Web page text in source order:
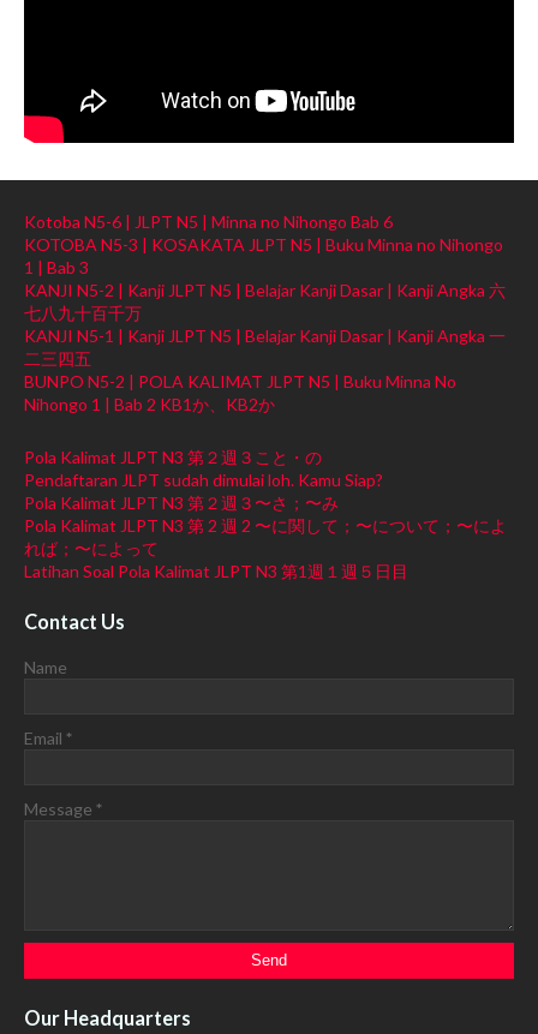
Kotoba N5-6 | JLPT N5 | Minna no Nihongo Bab 6
KOTOBA N5-3 | KOSAKATA JLPT N5 | Buku Minna no Nihongo
1 | Bab 3
KANJI N5-2 | Kanji JLPT N5 | Belajar Kanji Dasar | Kanji Angka 六
七八九十百千万
KANJI N5-1 | Kanji JLPT N5 | Belajar Kanji Dasar | Kanji Angka 一
二三四五
BUNPO N5-2 | POLA KALIMAT JLPT N5 | Buku Minna No
Nihongo 1 | Bab 2 KB1か、KB2か
Pola Kalimat JLPT N3 第２週３こと・の
Pendaftaran JLPT sudah dimulai loh. Kamu Siap?
Pola Kalimat JLPT N3 第２週３〜さ；〜み
Pola Kalimat JLPT N3 第 2 週 2 〜に関して；〜について；〜によ
れば；〜によって
Latihan Soal Pola Kalimat JLPT N3 第1週１週５日目
Contact Us
Name
Email *
Message *
Our Headquarters